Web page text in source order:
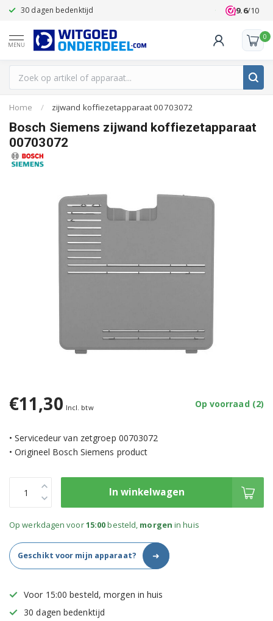
30 dagen bedenktijd Klanten
9.6/10
MENU
0
Home / zijwand koffiezetapparaat 00703072
Bosch Siemens zijwand koffiezetapparaat
00703072
€11,30 Incl. btw Op voorraad (2)
• Servicedeur van zetgroep 00703072
• Origineel Bosch Siemens product
In winkelwagen
Op werkdagen voor15:00besteld, morgen in huis
Geschikt voor mijn apparaat? ➜
Voor 15:00 besteld, morgen in huis
30 dagen bedenktijd